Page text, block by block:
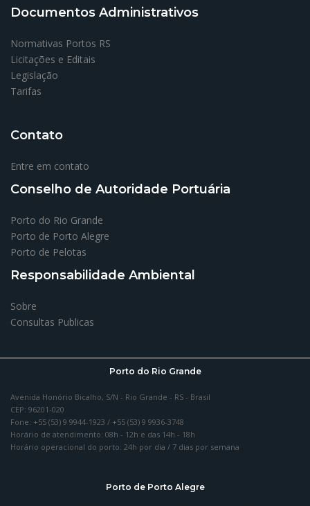
Documentos Administrativos
Normativas Portos RS
Licitações e Editais
Legislação
Tarifas
Contato
Entre em contato
Conselho de Autoridade Portuária
Porto do Rio Grande
Porto de Porto Alegre
Porto de Pelotas
Responsabilidade Ambiental
Sobre
Consultas Publicas
Porto do Rio Grande
Avenida Honório Bicalho, S/N - Rio Grande - RS - Brasil
CEP: 96201-020
Fone: +55 (53) 9 9944-1923 / +55 (53) 9 9936-3748
Horário de atendimento: 08h - 12h e das 14h - 18h
Horário operacional do porto: 24h por dia / 7 dias por semana
Porto de Porto Alegre